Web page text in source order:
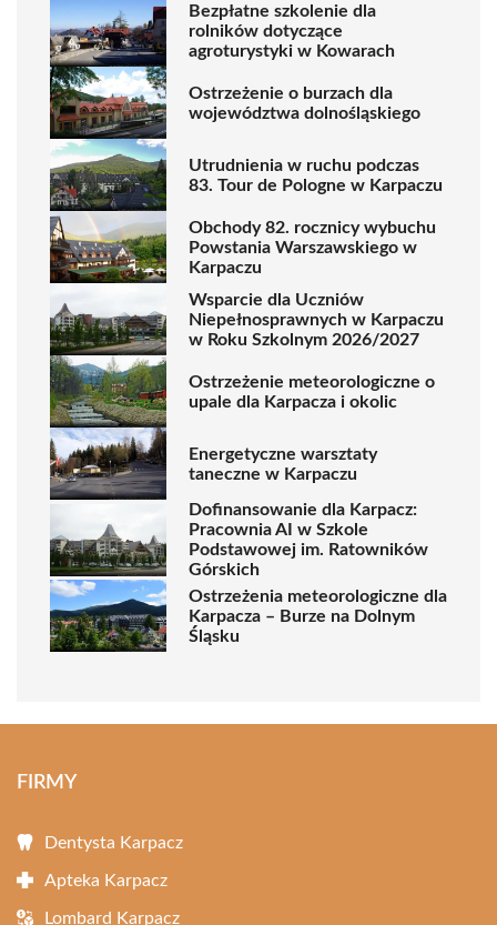
Bezpłatne szkolenie dla
rolników dotyczące
agroturystyki w Kowarach
Ostrzeżenie o burzach dla
województwa dolnośląskiego
Utrudnienia w ruchu podczas
83. Tour de Pologne w Karpaczu
Obchody 82. rocznicy wybuchu
Powstania Warszawskiego w
Karpaczu
Wsparcie dla Uczniów
Niepełnosprawnych w Karpaczu
w Roku Szkolnym 2026/2027
Ostrzeżenie meteorologiczne o
upale dla Karpacza i okolic
Energetyczne warsztaty
taneczne w Karpaczu
Dofinansowanie dla Karpacz:
Pracownia AI w Szkole
Podstawowej im. Ratowników
Górskich
Ostrzeżenia meteorologiczne dla
Karpacza – Burze na Dolnym
Śląsku
FIRMY
Dentysta Karpacz
Apteka Karpacz
Lombard Karpacz